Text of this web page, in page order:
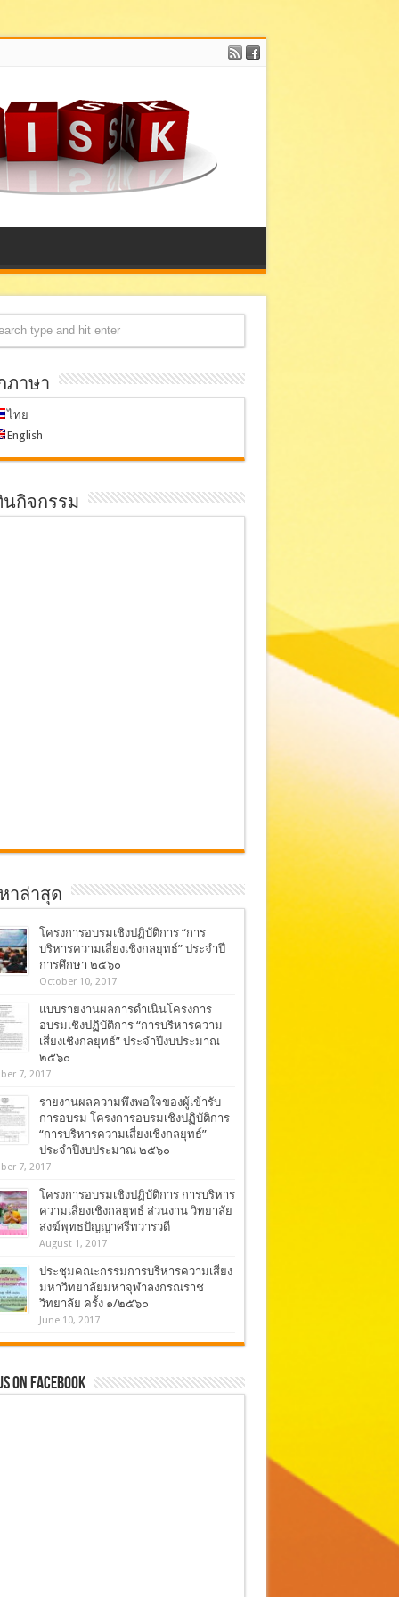
ภาษา
ไทย
English
กิจกรรม
าล่าสุด
โครงการอบรมเชิงปฏิบัติการ “การ
บริหารความเสี่ยงเชิงกลยุทธ์” ประจำปี
การศึกษา ๒๕๖๐
October 10, 2017
แบบรายงานผลการดำเนินโครงการ
อบรมเชิงปฏิบัติการ “การบริหารความ
เสี่ยงเชิงกลยุทธ์” ประจำปีงบประมาณ
๒๕๖๐
7, 2017
รายงานผลความพึงพอใจของผู้เข้ารับ
การอบรม โครงการอบรมเชิงปฏิบัติการ
“การบริหารความเสี่ยงเชิงกลยุทธ์”
ประจำปีงบประมาณ ๒๕๖๐
7, 2017
โครงการอบรมเชิงปฏิบัติการ การบริหาร
ความเสี่ยงเชิงกลยุทธ์ ส่วนงาน วิทยาลัย
สงฆ์พุทธปัญญาศรีทวารวดี
August 1, 2017
ประชุมคณะกรรมการบริหารความเสี่ยง
มหาวิทยาลัยมหาจุฬาลงกรณราช
วิทยาลัย ครั้ง ๑/๒๕๖๐
June 10, 2017
On Facebook